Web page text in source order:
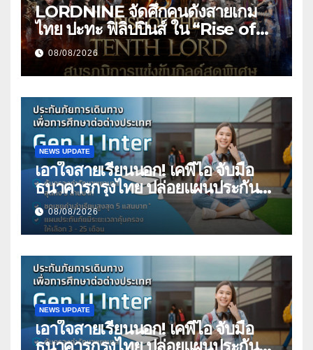
LORDNINE จัดศึกคนดังสายเกม
ไทย ปะทะ ฟิลิปปินส์ ใน “Rise of
the Tenth Lord” เปิดสงครามกิ
ลด์ข้ามประเทศ ฉลองเซิร์ฟเวอร์ใหม่
เฮเลนา
08/08/2026
NEWS UPDATE
เอาใจสายเรียนนอก! เคพีไอ จับมือ
ธนาคารกรุงไทย ปล่อยแผนประกัน
“GEN U INTER” ยกระดับความ
คุ้มครองค่ารักษาเจ็บป่วย-อุบัติเหตุ
สูงสุด 5 ล้าน มีแผนประกันเลือกได้ 3-
25 เดือน
08/08/2026
NEWS UPDATE
เอาใจสายเรียนนอก! เคพีไอ จับมือ